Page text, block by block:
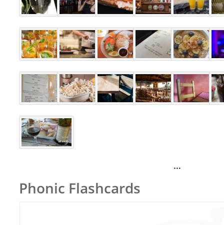
…
Phonic Flashcards